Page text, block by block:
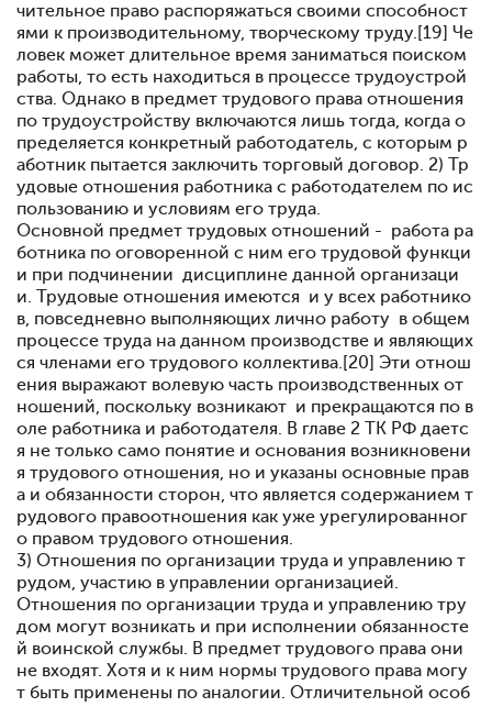
чительное право распоряжаться своими способност
ями к производительному, творческому труду.[19] Че
ловек может длительное время заниматься поиском
работы, то есть находиться в процессе трудоустрой
ства. Однако в предмет трудового права отношения
по трудоустройству включаются лишь тогда, когда о
пределяется конкретный работодатель, с которым р
аботник пытается заключить торговый договор. 2) Тр
удовые отношения работника с работодателем по ис
пользованию и условиям его труда.
Основной предмет трудовых отношений - работа ра
ботника по оговоренной с ним его трудовой функци
и при подчинении дисциплине данной организаци
и. Трудовые отношения имеются и у всех работнико
в, повседневно выполняющих лично работу в общем
процессе труда на данном производстве и являющих
ся членами его трудового коллектива.[20] Эти отнош
ения выражают волевую часть производственных от
ношений, поскольку возникают и прекращаются по в
оле работника и работодателя. В главе 2 ТК РФ даетс
я не только само понятие и основания возникновени
я трудового отношения, но и указаны основные прав
а и обязанности сторон, что является содержанием т
рудового правоотношения как уже урегулированног
о правом трудового отношения.
3) Отношения по организации труда и управлению т
рудом, участию в управлении организацией.
Отношения по организации труда и управлению тру
дом могут возникать и при исполнении обязанносте
й воинской службы. В предмет трудового права они
не входят. Хотя и к ним нормы трудового права могу
т быть применены по аналогии. Отличительной особ